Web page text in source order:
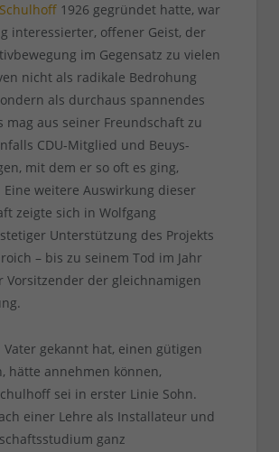
1926 gegründet hatte, war
interessierter, offener Geist, der
im Gegensatz zu vielen
nicht als radikale Bedrohung
als durchaus spannendes
mag aus seiner Freundschaft zu
CDU-Mitglied und Beuys-
mit dem er so oft es ging,
weitere Auswirkung dieser
zeigte sich in Wolfgang
Unterstützung des Projekts
– bis zu seinem Tod im Jahr
Vorsitzender der gleichnamigen
Vater gekannt hat, einen gütigen
hätte annehmen können,
sei in erster Linie Sohn.
einer Lehre als Installateur und
ganz